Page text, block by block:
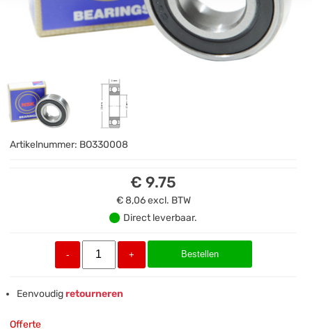
Artikelnummer: BO330008
€ 9.75
€ 8,06excl. BTW
Direct leverbaar.
- + Bestellen
Eenvoudigretourneren
Offerte